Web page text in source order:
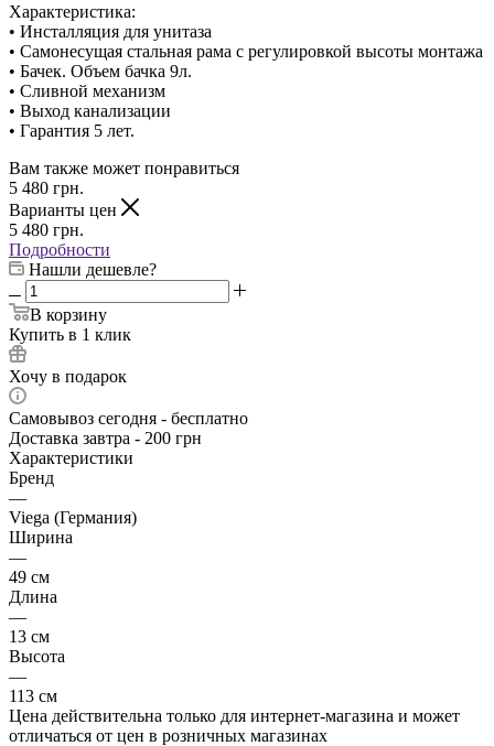
Характеристика:
• Инсталляция для унитаза
• Самонесущая стальная рама с регулировкой высоты монтажа
• Бачек. Объем бачка 9л.
• Сливной механизм
• Выход канализации
• Гарантия 5 лет.
Вам также может понравиться
5 480 грн.
Варианты цен
5 480 грн.
Подробности
Нашли дешевле?
В корзину
Купить в 1 клик
Хочу в подарок
Самовывоз сегодня - бесплатно
Доставка завтра - 200 грн
Характеристики
Бренд
—
Viega (Германия)
Ширина
—
49 см
Длина
—
13 см
Высота
—
113 см
Цена действительна только для интернет-магазина и может
отличаться от цен в розничных магазинах